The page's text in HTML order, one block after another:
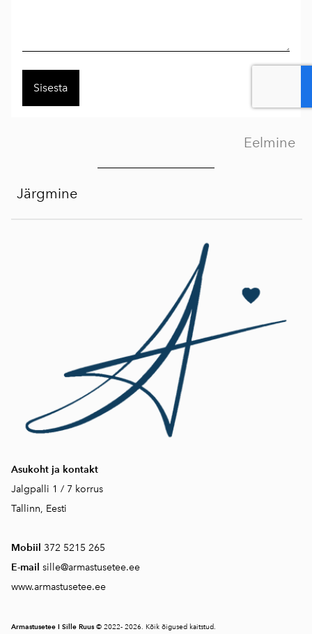
Eelmine
Järgmine
Asukoht ja kontakt
Jalgpalli 1 / 7 korrus
Tallinn, Eesti
Mobiil 372 5215 265
E-mail sille@armastusetee.ee
www.armastusetee.ee
Armastusetee I Sille Ruus © 2022- 2026. Kõik õigused kaitstud.